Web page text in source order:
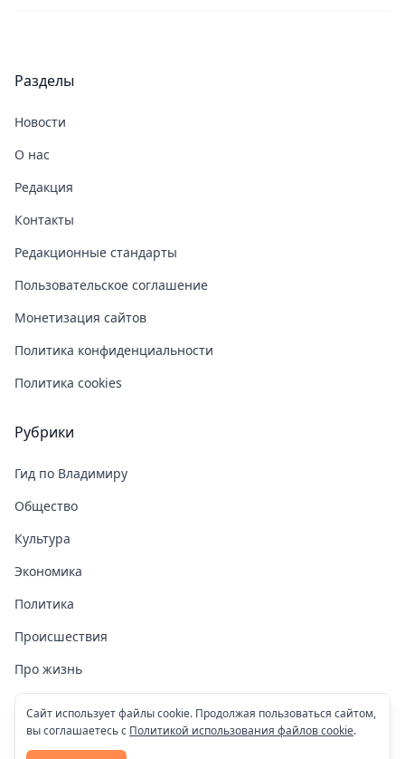
Разделы
Новости
О нас
Редакция
Контакты
Редакционные стандарты
Пользовательское соглашение
Монетизация сайтов
Политика конфиденциальности
Политика cookies
Рубрики
Гид по Владимиру
Общество
Культура
Экономика
Политика
Происшествия
Про жизнь
Здоровье
COVID-19
Сайт использует файлы cookie. Продолжая пользоваться сайтом,
вы соглашаетесь с Политикой использования файлов cookie.